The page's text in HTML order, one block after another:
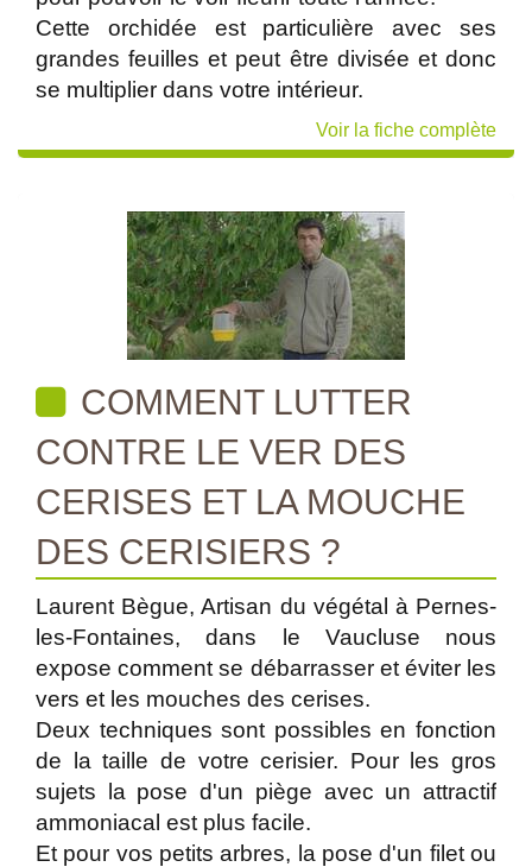
Cette orchidée est particulière avec ses
grandes feuilles et peut être divisée et donc
se multiplier dans votre intérieur.
Voir la fiche complète
COMMENT LUTTER
CONTRE LE VER DES
CERISES ET LA MOUCHE
DES CERISIERS ?
Laurent Bègue, Artisan du végétal à Pernes-
les-Fontaines, dans le Vaucluse nous
expose comment se débarrasser et éviter les
vers et les mouches des cerises.
Deux techniques sont possibles en fonction
de la taille de votre cerisier. Pour les gros
sujets la pose d'un piège avec un attractif
ammoniacal est plus facile.
Et pour vos petits arbres, la pose d'un filet ou